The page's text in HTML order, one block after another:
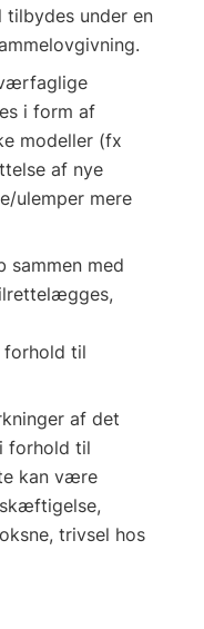
tilbydes under en
i form af
modeller (fx
af nye
ulemper mere
sammen med
forhold til
af det
forhold til
kan være
trivsel hos